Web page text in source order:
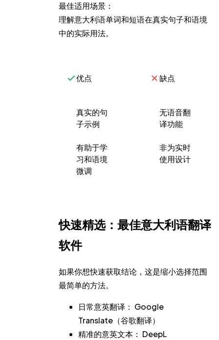
最佳适用场景：
理解意大利语单词和短语在真实句子和语境
中的实际用法。
优点
真实的句
子示例
有助于学
习和语境
微调
缺点
无语音翻
译功能
非为实时
使用设计
快速精选：最佳意大利语翻译
软件
如果你想快速获取结论，这是缩小选择范围
最简单的方法。
日常意英翻译： Google
Translate（谷歌翻译）
精准的意英文本： DeepL